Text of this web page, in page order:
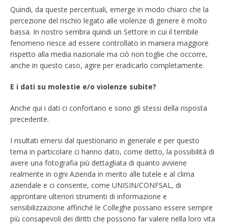
Quindi, da queste percentuali, emerge in modo chiaro che la
percezione del rischio legato alle violenze di genere è molto
bassa. In nostro sembra quindi un Settore in cui il terribile
fenomeno riesce ad essere controllato in maniera maggiore
rispetto alla media nazionale ma ciò non toglie che occorre,
anche in questo caso, agire per eradicarlo completamente.
E i dati su molestie e/o violenze subite?
Anche qui i dati ci confortano e sono gli stessi della risposta
precedente.
I risultati emersi dal questionario in generale e per questo
tema in particolare ci hanno dato, come detto, la possibilità di
avere una fotografia più dettagliata di quanto avviene
realmente in ogni Azienda in merito alle tutele e al clima
aziendale e ci consente, come UNISIN/CONFSAL, di
approntare ulteriori strumenti di informazione e
sensibilizzazione affinché le Colleghe possano essere sempre
più consapevoli dei diritti che possono far valere nella loro vita